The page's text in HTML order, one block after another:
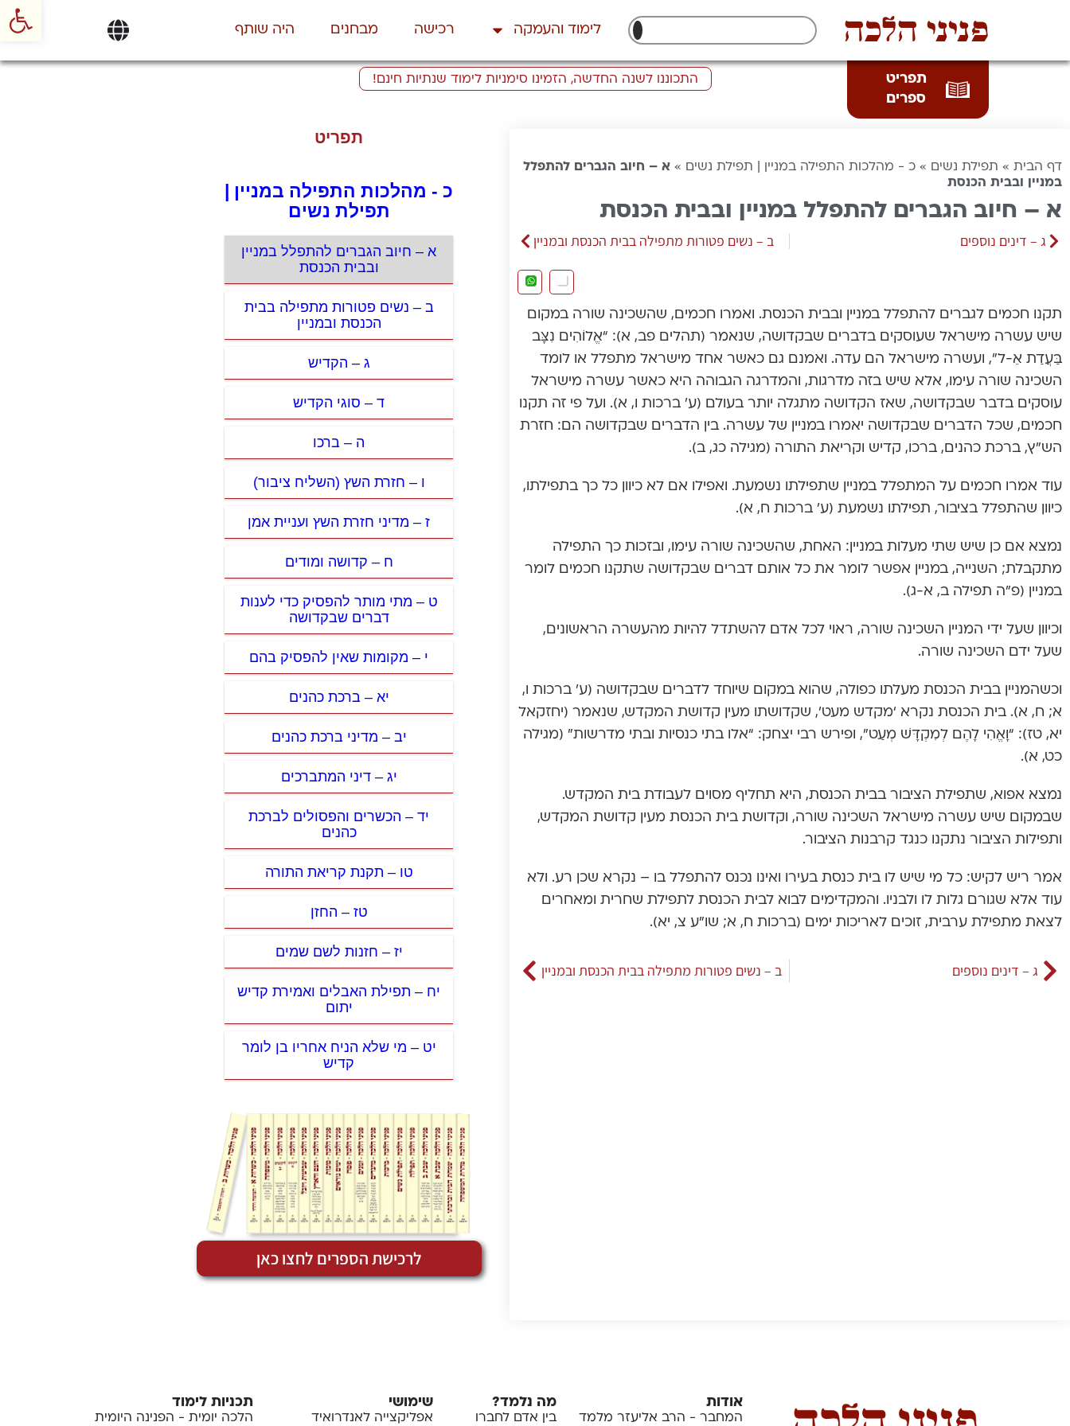
פניני הלכה לימוד והעמקה רכישה מבחנים היה שותף
תפריט
ספרים
התכוננו לשנה החדשה, הזמינו סימניות לימוד שנתיות חינם!
דף הבית » תפילת נשים » כ - מהלכות התפילה במניין | תפילת נשים » א – חיוב הגברים להתפלל
במניין ובבית הכנסת
א – חיוב הגברים להתפלל במניין ובבית הכנסת
ג – דינים נוספים ב – נשים פטורות מתפילה בבית הכנסת ובמניין
תקנו חכמים לגברים להתפלל במניין ובבית הכנסת. ואמרו חכמים, שהשכינה שורה במקום
שיש עשרה מישראל שעוסקים בדברים שבקדושה, שנאמר (תהלים פב, א): “אֱלוֹהִים נִצָּב
בַּעֲדַת אֵ-ל”, ועשרה מישראל הם עדה. ואמנם גם כאשר אחד מישראל מתפלל או לומד
השכינה שורה עימו, אלא שיש בזה מדרגות, והמדרגה הגבוהה היא כאשר עשרה מישראל
עוסקים בדבר שבקדושה, שאז הקדושה מתגלה יותר בעולם (ע’ ברכות ו, א). ועל פי זה תקנו
חכמים, שכל הדברים שבקדושה יאמרו במניין של עשרה. בין הדברים שבקדושה הם: חזרת
הש”ץ, ברכת כהנים, ברכו, קדיש וקריאת התורה (מגילה כג, ב).
עוד אמרו חכמים על המתפלל במניין שתפילתו נשמעת. ואפילו אם לא כיוון כל כך בתפילתו,
כיוון שהתפלל בציבור, תפילתו נשמעת (ע’ ברכות ח, א).
נמצא אם כן שיש שתי מעלות במניין: האחת, שהשכינה שורה עימו, ובזכות כך התפילה
מתקבלת; השנייה, במניין אפשר לומר את כל אותם דברים שבקדושה שתקנו חכמים לומר
במניין (פ”ה תפילה ב, א-ג).
וכיוון שעל ידי המניין השכינה שורה, ראוי לכל אדם להשתדל להיות מהעשרה הראשונים,
שעל ידם השכינה שורה.
וכשהמניין בבית הכנסת מעלתו כפולה, שהוא במקום שיוחד לדברים שבקדושה (ע’ ברכות ו,
א; ח, א). בית הכנסת נקרא ‘מקדש מעט’, שקדושתו מעין קדושת המקדש, שנאמר (יחזקאל
יא, טז): “וָאֱהִי לָהֶם לְמִקְדָּשׁ מְעַט”, ופירש רבי יצחק: “אלו בתי כנסיות ובתי מדרשות” (מגילה
כט, א).
נמצא אפוא, שתפילת הציבור בבית הכנסת, היא תחליף מסוים לעבודת בית המקדש.
שבמקום שיש עשרה מישראל השכינה שורה, וקדושת בית הכנסת מעין קדושת המקדש,
ותפילות הציבור נתקנו כנגד קרבנות הציבור.
אמר ריש לקיש: כל מי שיש לו בית כנסת בעירו ואינו נכנס להתפלל בו – נקרא שכן רע. ולא
עוד אלא שגורם גלות לו ולבניו. והמקדימים לבוא לבית הכנסת לתפילת שחרית ומאחרים
לצאת מתפילת ערבית, זוכים לאריכות ימים (ברכות ח, א; שו”ע צ, יא).
ג – דינים נוספים ב – נשים פטורות מתפילה בבית הכנסת ובמניין
תפריט
כ - מהלכות התפילה במניין |
תפילת נשים
א – חיוב הגברים להתפלל במניין
ובבית הכנסת
ב – נשים פטורות מתפילה בבית
הכנסת ובמניין
ג – הקדיש
ד – סוגי הקדיש
ה – ברכו
ו – חזרת השץ (השליח ציבור)
ז – מדיני חזרת השץ ועניית אמן
ח – קדושה ומודים
ט – מתי מותר להפסיק כדי לענות
דברים שבקדושה
י – מקומות שאין להפסיק בהם
יא – ברכת כהנים
יב – מדיני ברכת כהנים
יג – דיני המתברכים
יד – הכשרים והפסולים לברכת
כהנים
טו – תקנת קריאת התורה
טז – החזן
יז – חזנות לשם שמים
יח – תפילת האבלים ואמירת קדיש
יתום
יט – מי שלא הניח אחריו בן לומר
קדיש
לרכישת הספרים לחצו כאן
אודות
המחבר - הרב אליעזר מלמד
מה נלמד?
בין אדם לחברו
שימושי
אפליקצייה לאנדרואיד
תכניות לימוד
הלכה יומית - הפנינה היומית
פתח